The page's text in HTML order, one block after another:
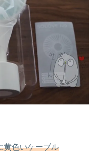
黄色いケーブル